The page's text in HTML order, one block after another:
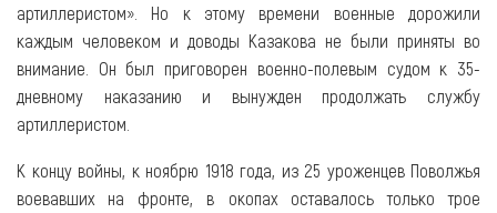
артиллеристом». Но к этому времени военные дорожили
каждым человеком и доводы Казакова не были приняты во
внимание. Он был приговорен военно-полевым судом к 35-
дневному наказанию и вынужден продолжать службу
артиллеристом.
К концу войны, к ноябрю 1918 года, из 25 уроженцев Поволжья
воевавших на фронте, в окопах оставалось только трое